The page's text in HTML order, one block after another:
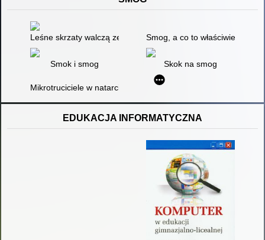
Leśne skrzaty walczą ze smogiemSmog, a co to właściwie jest? :
Smok i smog Skok na smog
Mikrotruciciele w natarciu - czyli o tym, co nam szkodzi
EDUKACJA INFORMATYCZNA